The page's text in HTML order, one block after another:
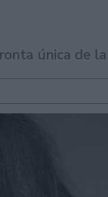
única de